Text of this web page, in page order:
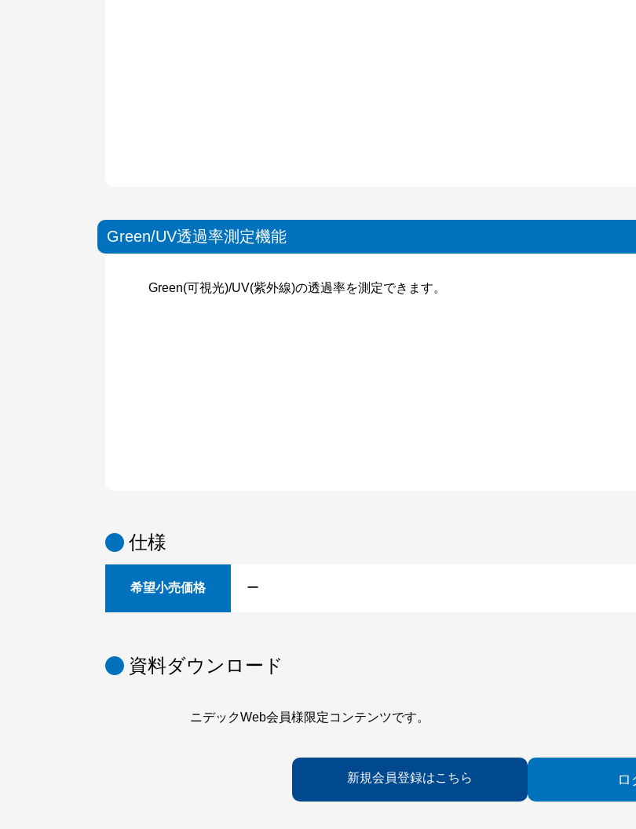
Green/UV透過率測定機能
Green(可視光)/UV(紫外線)の透過率を測定できます。
仕様
希望小売価格 ー
資料ダウンロード
ニデックWeb会員様限定コンテンツです。
新規会員登録はこちら ロ